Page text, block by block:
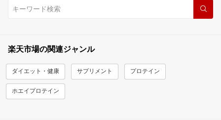
楽天市場の関連ジャンル
ダイエット・健康 サプリメント プロテイン
ホエイプロテイン